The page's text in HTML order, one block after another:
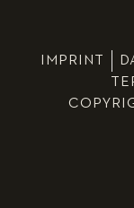
IMPRINT